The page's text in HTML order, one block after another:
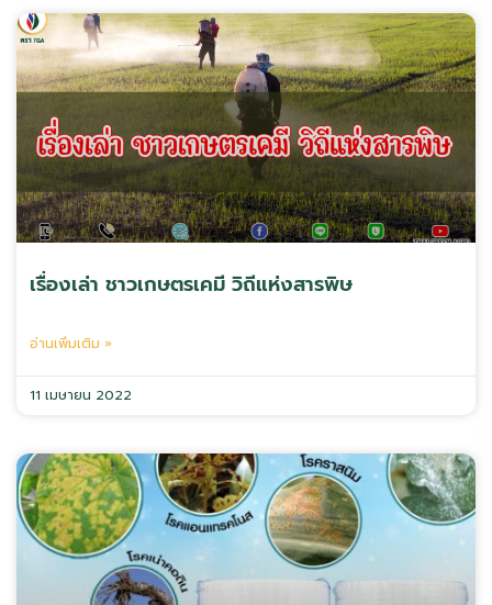
เรื่องเล่า ชาวเกษตรเคมี วิถีแห่งสารพิษ
อ่านเพิ่มเติม »
11 เมษายน 2022